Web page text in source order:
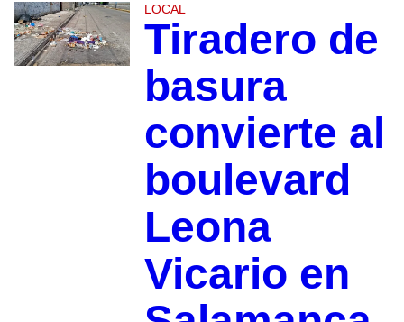
LOCAL
Tiradero de
basura
convierte al
boulevard
Leona
Vicario en